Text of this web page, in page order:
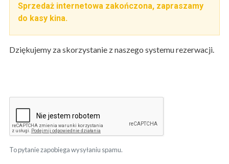
Sprzedaż internetowa zakończona, zapraszamy
do kasy kina.
Dziękujemy za skorzystanie z naszego systemu rezerwacji.
To pytanie zapobiega wysyłaniu spamu.